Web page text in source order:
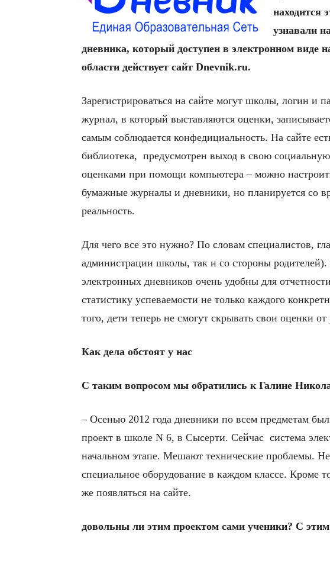
находится
узнавали
дневника, который доступен в электронном виде
области действует сайт Dnevnik.ru.
Зарегистрироваться на сайте могут школы, логин и
журнал, в который выставляются оценки,
самым соблюдается конфедициальность. На сайте
библиотека, предусмотрен выход в свою
оценками при помощи компьютера – можно
бумажные журналы и дневники, но планируется со
реальность.
Для чего все это нужно? По словам специалистов,
администрации школы, так и со стороны
электронных дневников очень удобны для
статистику успеваемости не только каждого
того, дети теперь не смогут скрывать свои оценки
Как дела обстоят у нас
С таким вопросом мы обратились к Галине
– Осенью 2012 года дневники по всем предметам
проект в школе N 6, в Сысерти. Сейчас система
начальном этапе. Мешают технические проблемы.
специальное оборудование в каждом классе. Кроме
же появляться на сайте.
довольны ли этим проектом сами ученики? С